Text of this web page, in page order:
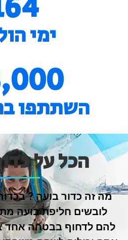
ימי
השתתפו
הכל על
מה זה כדור בועה ?
לובשים חליפת בועה
להם לדחוף בבטחה אחד